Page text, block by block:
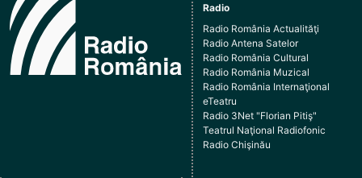
Radio
Radio România Actualităţi
Radio Antena Satelor
Radio România Cultural
Radio România Muzical
Radio România Internaţional
eTeatru
Radio 3Net "Florian Pitiş"
Teatrul Naţional Radiofonic
Radio Chişinău